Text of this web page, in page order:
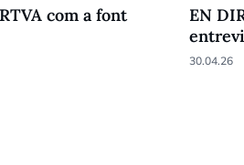
com a font
EN
30.04.26